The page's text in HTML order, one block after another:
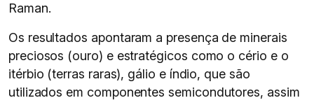
Raman.
Os resultados apontaram a presença de minerais
preciosos (ouro) e estratégicos como o cério e o
itérbio (terras raras), gálio e índio, que são
utilizados em componentes semicondutores, assim